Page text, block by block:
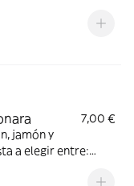
7,00 €
jamón y
a elegir entre: